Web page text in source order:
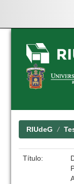
Skip
navigation
RIUdeG
Título: